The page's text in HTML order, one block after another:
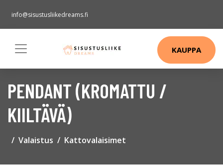
info@sisustusliikedreams.fi
KAUPPA
PENDANT (KROMATTU /
KIILTÄVÄ)
Valaistus Kattovalaisimet